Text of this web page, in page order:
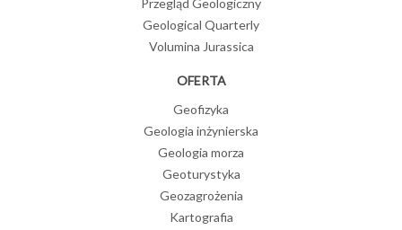
Przegląd Geologiczny
Geological Quarterly
Volumina Jurassica
OFERTA
Geofizyka
Geologia inżynierska
Geologia morza
Geoturystyka
Geozagrożenia
Kartografia